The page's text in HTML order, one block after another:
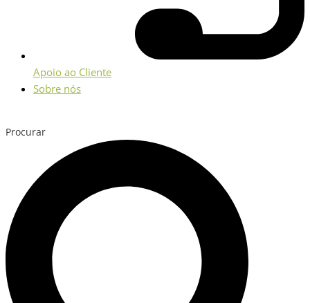
Apoio ao Cliente
Sobre nós
Procurar